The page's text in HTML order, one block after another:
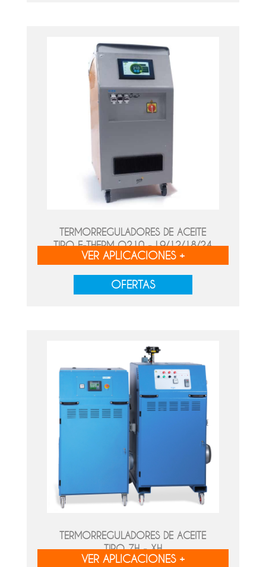
TERMORREGULADORES DE ACEITE
TIPO E-THERM O210 - L9/12/18/24
VER APLICACIONES +
OFERTAS
TERMORREGULADORES DE ACEITE
TIPO ZH - XH
VER APLICACIONES +